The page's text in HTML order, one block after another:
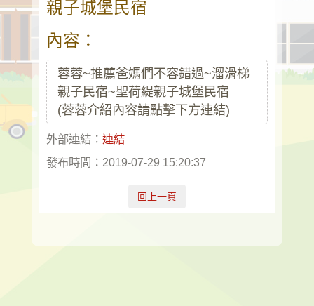
親子城堡民宿
內容：
蓉蓉~推薦爸媽們不容錯過~溜滑梯
親子民宿~聖荷緹親子城堡民宿
(蓉蓉介紹內容請點擊下方連結)
外部連結： 連結
發布時間：2019-07-29 15:20:37
回上一頁